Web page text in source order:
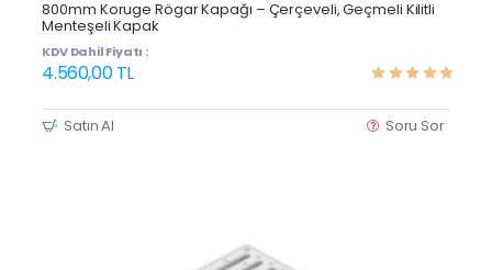
800mm Koruge Rögar Kapağı – Çerçeveli, Geçmeli Kilitli
Menteşeli Kapak
KDV Dahil Fiyatı :
4.560,00 TL
Satın Al Soru Sor